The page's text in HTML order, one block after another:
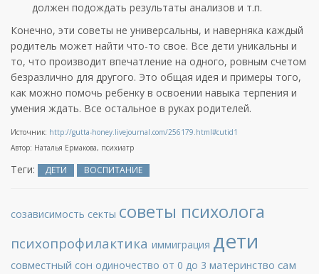
должен подождать результаты анализов и т.п.
Конечно, эти советы не универсальны, и наверняка каждый
родитель может найти что-то свое. Все дети уникальны и
то, что производит впечатление на одного, ровным счетом
безразлично для другого. Это общая идея и примеры того,
как можно помочь ребенку в освоении навыка терпения и
умения ждать. Все остальное в руках родителей.
Источник: http://gutta-honey.livejournal.com/256179.html#cutid1
Автор: Наталья Ермакова, психиатр
Теги: ДЕТИ ВОСПИТАНИЕ
созависимость секты советы психолога
психопрофилактика иммиграция дети
совместный сон одиночество от 0 до 3 материнство сам